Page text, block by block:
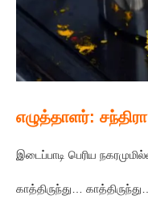
எழுத்தாளர்:
இடைப்பாடி பெரிய
காத்திருந்து… காத்திருந்து…